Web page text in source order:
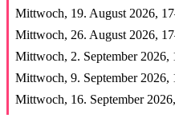
Mittwoch, 19. August 2026, 17
Mittwoch, 26. August 2026, 17
Mittwoch, 2. September 2026,
Mittwoch, 9. September 2026,
Mittwoch, 16. September 2026,